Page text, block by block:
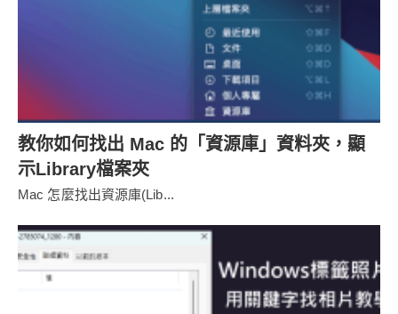
教你如何找出 Mac 的「資源庫」資料夾，顯
示Library檔案夾
Mac 怎麼找出資源庫(Lib...